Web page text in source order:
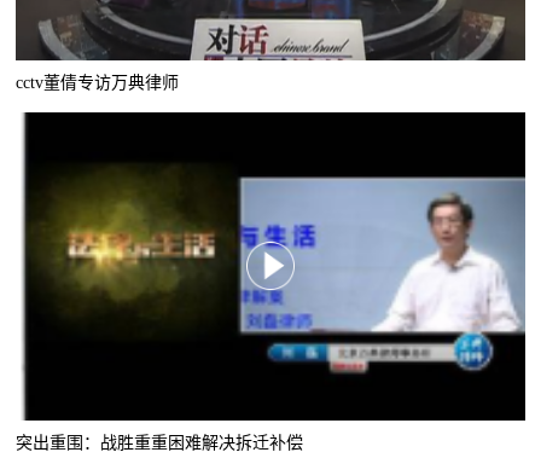
cctv董倩专访万典律师
突出重围：战胜重重困难解决拆迁补偿